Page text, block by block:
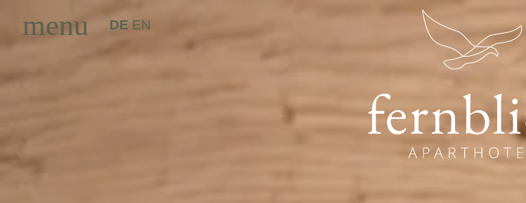
menu DE EN